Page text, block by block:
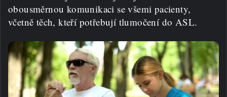
obousměrnou komunikaci se všemi pacienty,
včetně těch, kteří potřebují tlumočení do ASL.